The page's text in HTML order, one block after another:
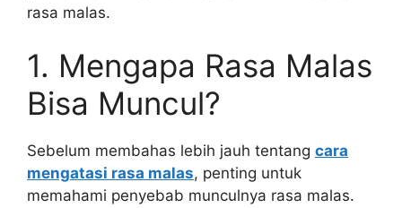
rasa malas.
1. Mengapa Rasa Malas
Bisa Muncul?
Sebelum membahas lebih jauh tentang cara
mengatasi rasa malas, penting untuk
memahami penyebab munculnya rasa malas.